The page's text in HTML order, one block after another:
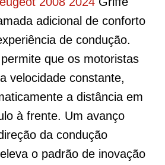
adicional de conforto
de condução.
que os motoristas
velocidade constante,
a distância em
à frente. Um avanço
da condução
o padrão de inovação